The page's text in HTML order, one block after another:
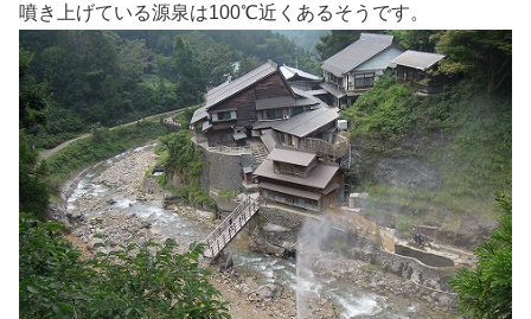
噴き上げている源泉は100℃近くあるそうです。